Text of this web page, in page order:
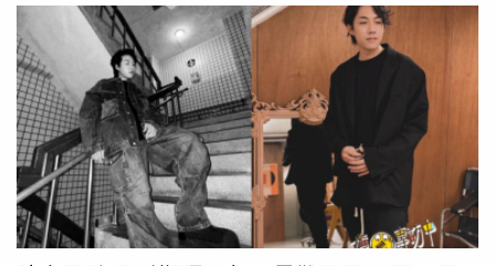
出，首次調解庭洪誠陽未出席，第二次到場後卻開口要求新
台幣4500萬元，才願意解決爭議，否則將召開記者會對外
爆料，相關金額與洪誠陽對外說法存在極大落差。針對洪誠
陽提出的524萬元匯款資料，張淳淳也駁斥，相關金額並非
她應負擔的債務或責任。她最後強調，在上述事實明確的情
況下，洪誠陽仍對外指稱其「詐騙」，已嚴重侵害名譽，後
續將依法追究相關法律責任。她坦言，此事對自身造成極大
壓力與身心影響，為求平息紛爭、恢復生活平靜，已於民國
105年支付500萬元給洪誠陽，但強調該筆款項「純屬止紛